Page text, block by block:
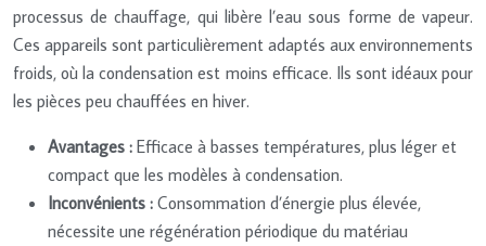
processus de chauffage, qui libère l’eau sous forme de vapeur.
Ces appareils sont particulièrement adaptés aux environnements
froids, où la condensation est moins efficace. Ils sont idéaux pour
les pièces peu chauffées en hiver.
Avantages : Efficace à basses températures, plus léger et
compact que les modèles à condensation.
Inconvénients : Consommation d’énergie plus élevée,
nécessite une régénération périodique du matériau